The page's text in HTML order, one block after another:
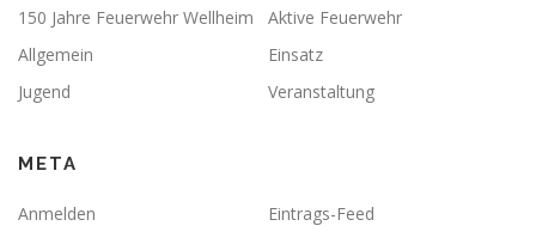
150 Jahre Feuerwehr Wellheim
Aktive Feuerwehr
Allgemein
Einsatz
Jugend
Veranstaltung
META
Anmelden
Eintrags-Feed